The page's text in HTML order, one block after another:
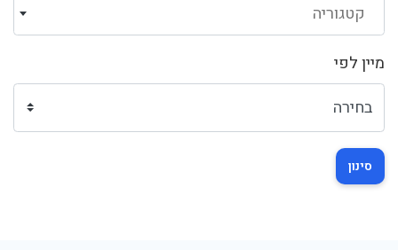
קטגוריה
מיין לפי
סינון